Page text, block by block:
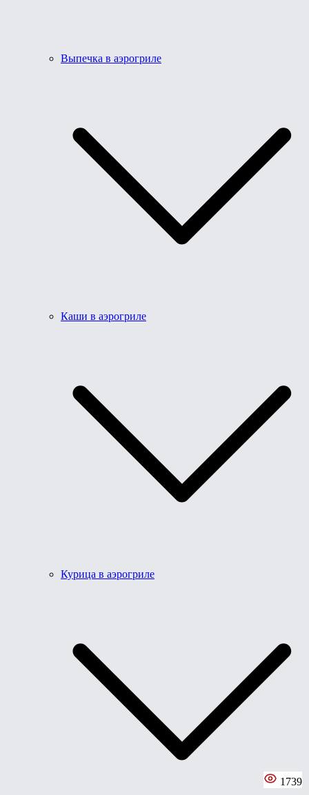
Выпечка в аэрогриле
Каши в аэрогриле
Курица в аэрогриле
1739